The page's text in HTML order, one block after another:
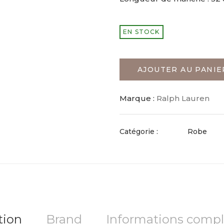
EN STOCK
AJOUTER AU
Marque : Ralph Lauren
Catégorie : Robe
Brand Informations